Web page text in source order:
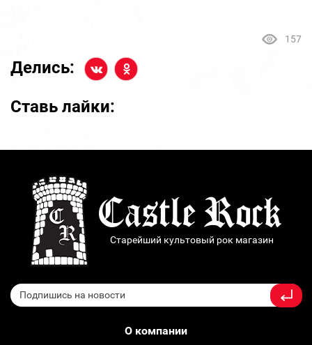
157
Делись:
Ставь лайки:
Старейший культовый рок магазин
О компании